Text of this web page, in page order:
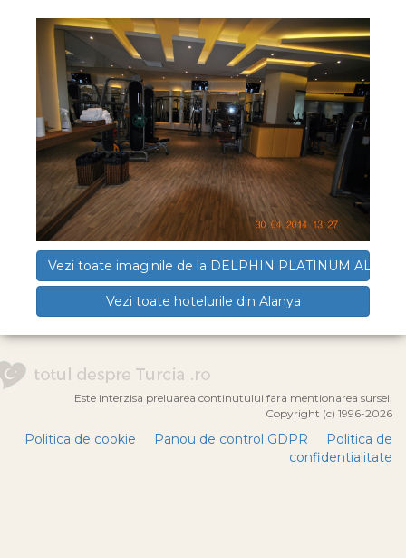
Vezi toate imaginile de la DELPHIN PLATINUM
Vezi toate hotelurile din Alanya
Este interzisa preluarea continutului fara mentionarea sursei.
Copyright (c) 1996-2026
Politica de cookie Panou de control GDPR
Politica de
confidentialitate